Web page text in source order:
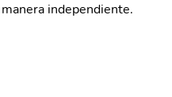
independiente.